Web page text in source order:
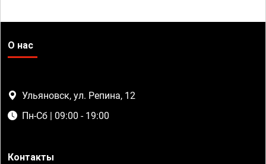
О нас
Ульяновск, ул. Репина, 12
Пн-Сб | 09:00 - 19:00
Контакты